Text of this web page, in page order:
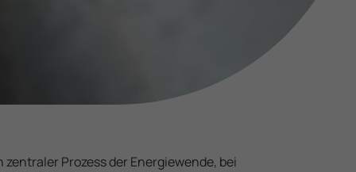
Prozess der Energie­wende, bei